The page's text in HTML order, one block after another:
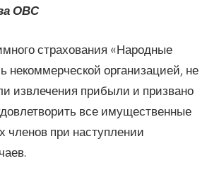
ОВС
страхования «Народные
некоммерческой организацией, не
извлечения прибыли и призвано
все имущественные
членов при наступлении